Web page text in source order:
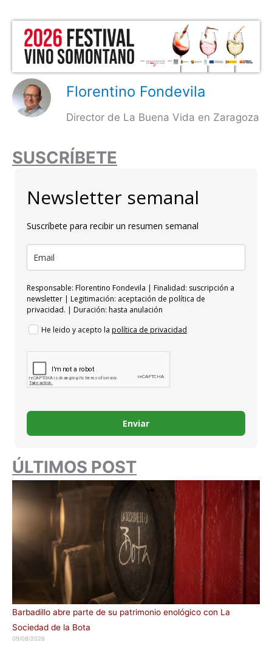
Florentino Fondevila
Director de La Buena Vida en Zaragoza
SUSCRÍBETE
Newsletter semanal
Suscríbete para recibir un resumen semanal
Responsable: Florentino Fondevila | Finalidad: suscripción a
newsletter | Legitimación: aceptación de política de
privacidad. | Duración: hasta anulación
He leido y acepto la política de privacidad
Enviar
ÚLTIMOS POST
Barbadillo abre parte de su patrimonio enológico con La
Sociedad de la Bota
09/08/2026